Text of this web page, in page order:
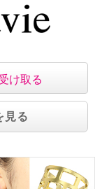
け取る
見る